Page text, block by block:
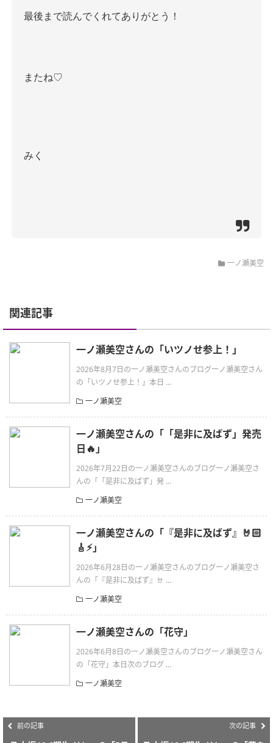
最後まで読んでくれてありがとう！
またね♡
みく
一ノ瀬美空
関連記事
一ノ瀬美空さんの「いツノせ参上！」
2026年8月7日の一ノ瀬美空さんのブログ一ノ瀬美空さん
の「いツノせ参上！」本日 ...
一ノ瀬美空
一ノ瀬美空さんの「「是非に及ばず」発売
日🔥」
2026年7月22日の一ノ瀬美空さんのブログ一ノ瀬美空さ
んの「「是非に及ばず」発 ...
一ノ瀬美空
一ノ瀬美空さんの「『是非に及ばず』🤘🏻
🎸⚡︎」
2026年6月28日の一ノ瀬美空さんのブログ一ノ瀬美空さ
んの「『是非に及ばず』🤘 ...
一ノ瀬美空
一ノ瀬美空さんの「花守」
2026年6月8日の一ノ瀬美空さんのブログ一ノ瀬美空さん
の「花守」本日次のブログ ...
一ノ瀬美空
前の記事 次の記事